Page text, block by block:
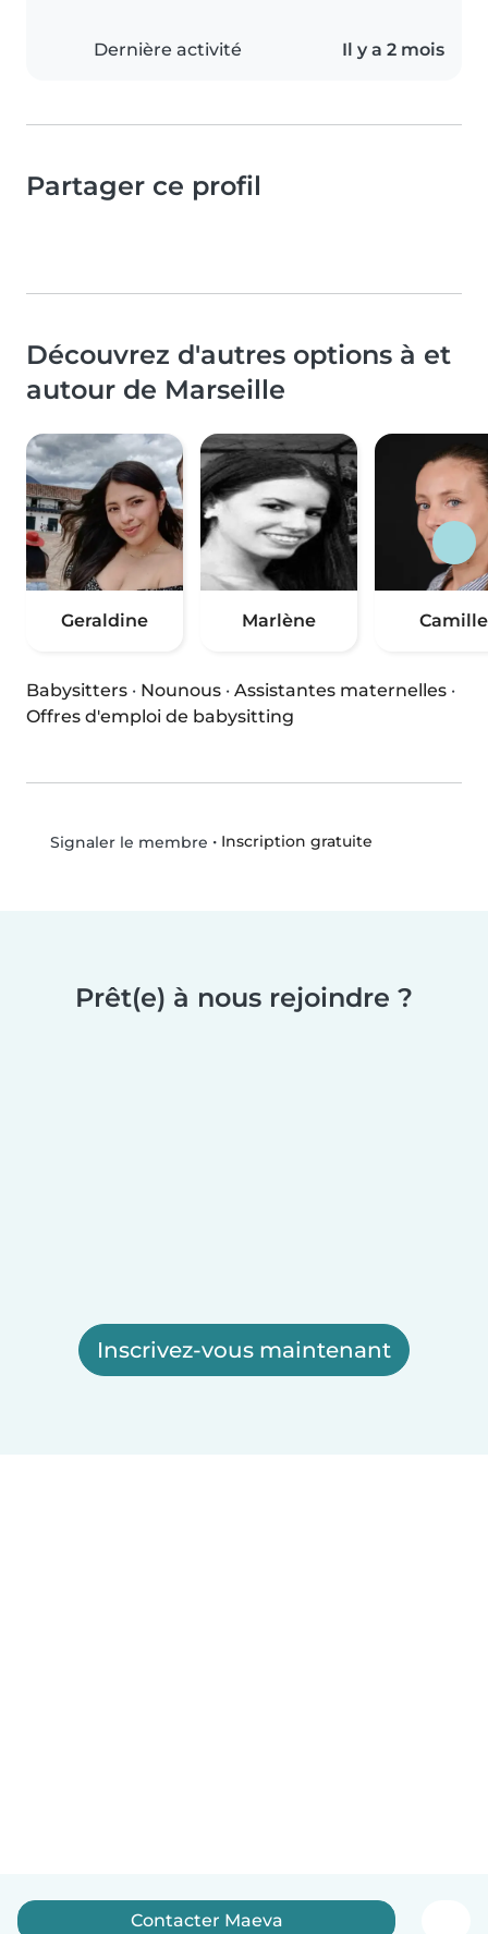
Dernière activité Il y a 2 mois
Partager ce profil
Découvrez d'autres options à et
autour de Marseille
Geraldine Marlène Camille
Babysitters · Nounous · Assistantes maternelles ·
Offres d'emploi de babysitting
Signaler le membre • Inscription gratuite
Prêt(e) à nous rejoindre ?
Inscrivez-vous maintenant
Contacter Maeva